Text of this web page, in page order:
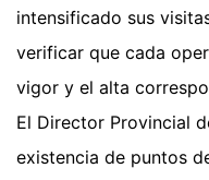
intensificado sus
verificar que cada
vigor y el alta
El Director Provincial
existencia de puntos